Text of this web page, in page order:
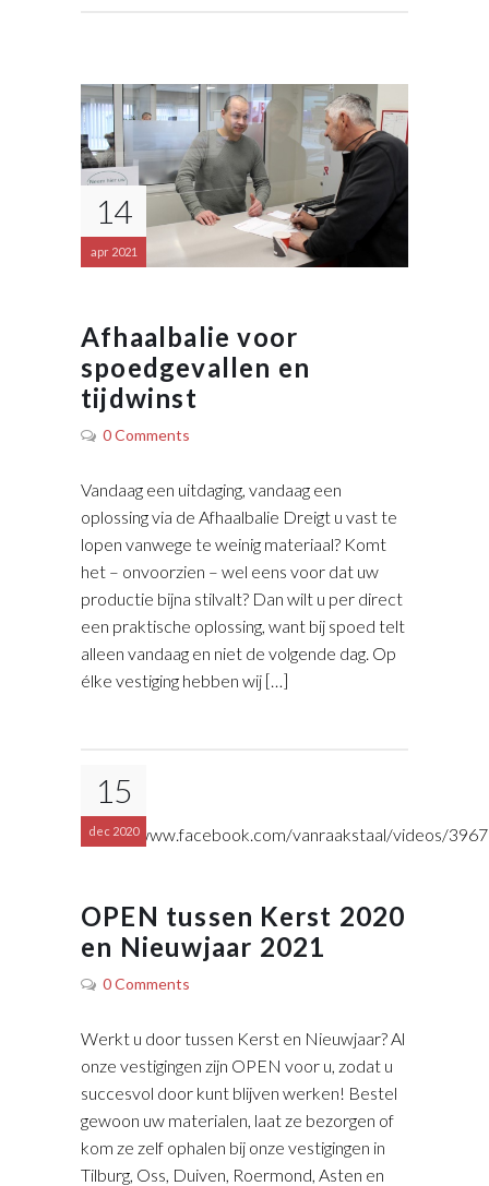
14
apr 2021
Afhaalbalie voor
spoedgevallen en
tijdwinst
0 Comments
Vandaag een uitdaging, vandaag een
oplossing via de Afhaalbalie Dreigt u vast te
lopen vanwege te weinig materiaal? Komt
het – onvoorzien – wel eens voor dat uw
productie bijna stilvalt? Dan wilt u per direct
een praktische oplossing, want bij spoed telt
alleen vandaag en niet de volgende dag. Op
élke vestiging hebben wij […]
https://www.facebook.com/vanraakstaal/videos/
15
dec 2020
OPEN tussen Kerst 2020
en Nieuwjaar 2021
0 Comments
Werkt u door tussen Kerst en Nieuwjaar? Al
onze vestigingen zijn OPEN voor u, zodat u
succesvol door kunt blijven werken! Bestel
gewoon uw materialen, laat ze bezorgen of
kom ze zelf ophalen bij onze vestigingen in
Tilburg, Oss, Duiven, Roermond, Asten en